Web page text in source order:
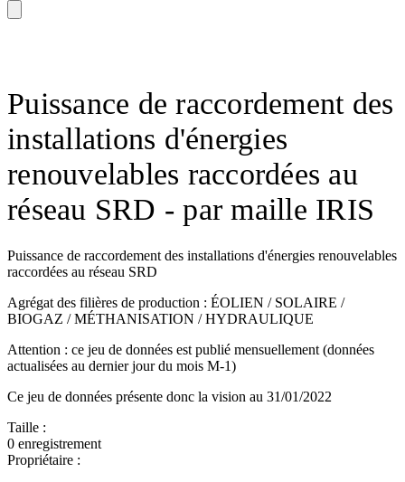
Puissance de raccordement des
installations d'énergies
renouvelables raccordées au
réseau SRD - par maille IRIS
Puissance de raccordement des installations d'énergies renouvelables
raccordées au réseau SRD
Agrégat des filières de production : ÉOLIEN / SOLAIRE /
BIOGAZ / MÉTHANISATION / HYDRAULIQUE
Attention : ce jeu de données est publié mensuellement (données
actualisées au dernier jour du mois M-1)
Ce jeu de données présente donc la vision au 31/01/2022
Taille :
0 enregistrement
Propriétaire :